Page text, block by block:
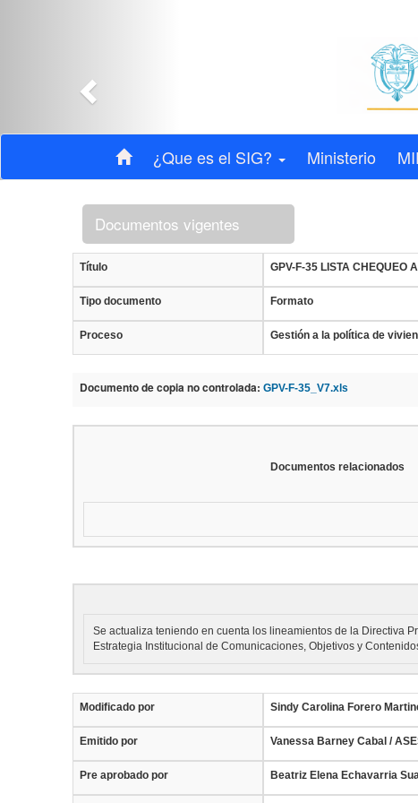
¿Que es el SIG? Ministerio
Documentos vigentes
Título GPV-F-35 LISTA CHEQUEO
Tipo documento Formato
Proceso Gestión a la política de
Documento de copia no controlada: GPV-F-35_V7.xls
Documentos relacionados
Se actualiza teniendo en cuenta los lineamientos de la Directiva
Estrategia Institucional de Comunicaciones, Objetivos y
Modificado por Sindy Carolina Forero
Emitido por Vanessa Barney Cabal /
Pre aprobado por Beatriz Elena Echavarria